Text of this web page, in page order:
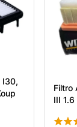
I30,
Filtro
III